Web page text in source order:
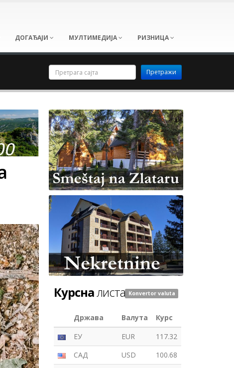
ДОГАЂАЈИ МУЛТИМЕДИЈА РИЗНИЦА
Курсналиста Konvertor valuta
Држава Валута
Курс
ЕУ
EUR
117.32
САД
USD
100.68